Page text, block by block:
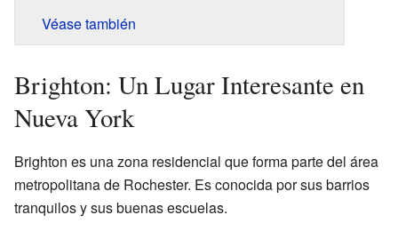
Véase también
Brighton: Un Lugar Interesante en
Nueva York
Brighton es una zona residencial que forma parte del área
metropolitana de Rochester. Es conocida por sus barrios
tranquilos y sus buenas escuelas.